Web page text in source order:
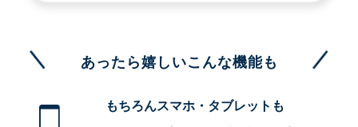
あったら嬉しいこんな機能も
もちろんスマホ・タブレットも